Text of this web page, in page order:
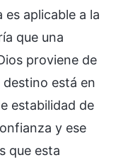
es aplicable a la
que una
proviene de
está en
estabilidad de
y ese
que esta